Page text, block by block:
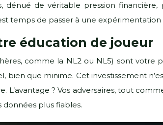
dénué de véritable pression
temps de passer à une
éducation de joueur
comme la NL2 ou NL5) sont votre
bien que minime. Cet investissement
? Vos adversaires, tout
plus fiables.